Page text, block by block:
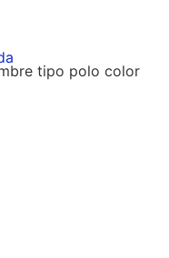
tipo polo color